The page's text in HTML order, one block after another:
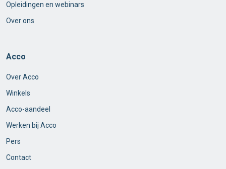
Opleidingen en webinars
Over ons
Acco
Over Acco
Winkels
Acco-aandeel
Werken bij Acco
Pers
Contact